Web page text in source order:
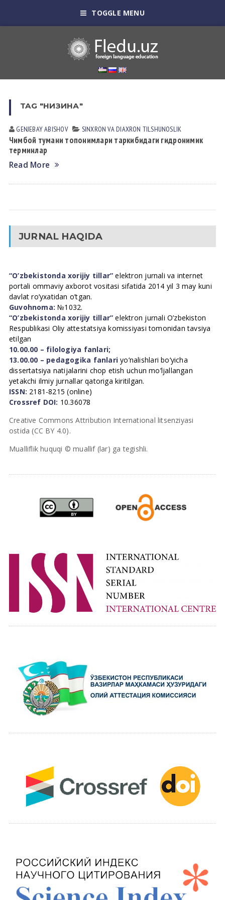
TOGGLE MENU
TAG "НИЗИНА"
GENJEBAY АBISHOV SINXRON VА DIАXRON TILSHUNOSLIK
Чимбой тумани топонимлари таркибидаги гидронимик
терминлар
Read More
JURNAL HAQIDA
“O’zbekistonda xorijiy tillar” elektron jurnali va internet
portali ommaviy axborot vositasi sifatida 2014 yil 3 may kuni
davlat ro’yxatidan o’tgan.
Guvohnoma: №1032.
“O’zbekistonda xorijiy tillar” elektron jurnali O’zbekiston
Respublikasi Oliy attestatsiya komissiyasi tomonidan tavsiya
etilgan
10.00.00 – filologiya fanlari;
13.00.00 – pedagogika fanlari yo’nalishlari bo’yicha
dissertatsiya natijalarini chop etish uchun mo’ljallangan
yetakchi ilmiy jurnallar qatoriga kiritilgan.
ISSN: 2181-8215 (online)
Crossref DOI: 10.36078
Creative Commons Attribution International litsenziyasi
ostida (CC BY 4.0).
Mualliflik huquqi © muallif (lar) ga tegishli.